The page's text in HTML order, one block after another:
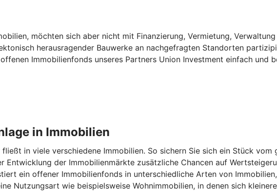
möchten sich aber nicht mit Finanzierung, Vermietung,
herausragender Bauwerke an nachgefragten Standorten
Immobilienfonds unseres Partners Union Investment einfach und
in Immobilien
in viele verschiedene Immobilien. So sichern Sie sich ein Stück
der Immobilienmärkte zusätzliche Chancen auf
ein offener Immobilienfonds in unterschiedliche Arten von
Nutzungsart wie beispielsweise Wohnimmobilien, in denen sich